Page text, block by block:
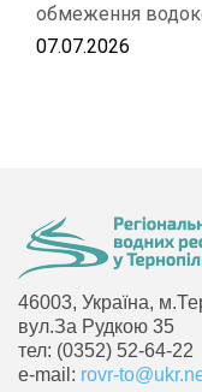
обмеження
07.07.2026
46003, Україна,
вул.За Рудкою 35
тел: (0352) 52-64-22
e-mail: rovr-